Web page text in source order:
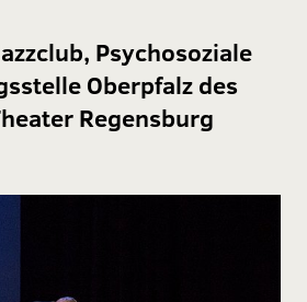
Psychosoziale
Oberpfalz des
Regensburg